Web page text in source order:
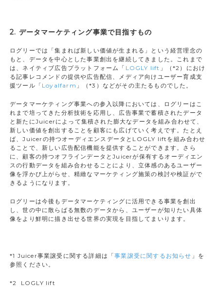
2. データマーケティング事業で目指すもの
ログリーでは「集まれば新しい価値が生まれる」という経営理念の
もと、データを中心とした事業創出を継続してきました。これまで
は、ネイティブ広告プラットフォーム「 LOGLY lift 」（*2）におけ
る記事レコメンドの提供や広告配信、メディア向けユーザー育成支
援ツール「 Loyalfarm 」（*3）などがその主たるものでした。
データマーケティング事業への参入以降においては、ログリーはこ
れまで培ってきた分析技術を応用し、広告事業で蓄積されたデータ
と新たにJuicerによって集積された膨大なデータを組み合わせて、
新しい価値を創出することを顧客にも広げていく考えです。たとえ
ば、Juicerの持つオーディエンスデータとLOGLY liftを組み合わせ
ることで、新しい広告配信機能を提供することができます。さら
に、顧客の持つオフラインデータとJuicerが保有するオーディエン
スの行動データを組み合わせることにより、立体感のあるユーザー
像を浮かび上がらせ、精緻なマーケティング施策の検討や検証がで
きるようになります。
ログリーは今後もデータマーケティングに活用できる事業を創出
し、世の中に散らばる無数のデータから、ユーザーが知りたい具体
像をより鮮明に描き出せる世界の実現を目指してまいります。
*1 Juicer事業譲受に関する詳細は「事業譲受に関するお知らせ 」を
参照ください。
*2 LOGLY lift